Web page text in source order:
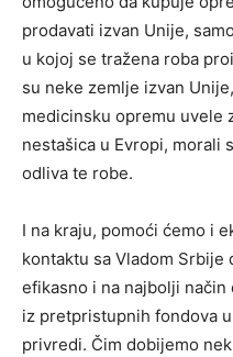
prodavati izvan Unije,
u kojoj se tražena roba
su neke zemlje izvan
medicinsku opremu uvele
nestašica u Evropi, morali
odliva te robe.
I na kraju, pomoći ćemo i
kontaktu sa Vladom Srbije
efikasno i na najbolji
iz pretpristupnih fondova
privredi. Čim dobijemo